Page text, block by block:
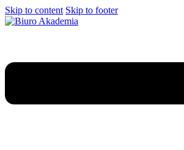
Skip to content Skip to footer